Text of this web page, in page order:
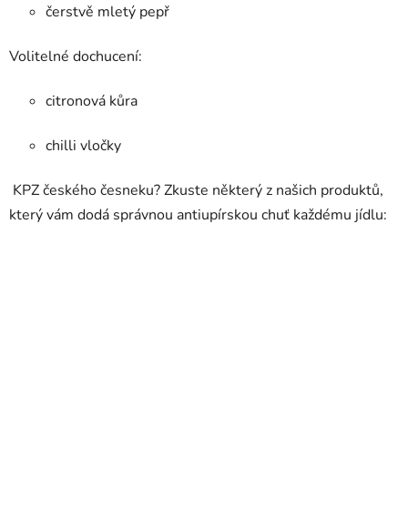
čerstvě mletý pepř
Volitelné dochucení:
citronová kůra
chilli vločky
KPZ českého česneku? Zkuste některý z našich produktů,
který vám dodá správnou antiupírskou chuť každému jídlu: